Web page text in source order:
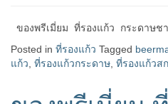
ของพรีเมี่ยม ที่รองแก้ว กระดาษ
Posted in ที่รองแก้ว Tagged
แก้ว ที่รองแก้วกระดาษ ที่รองแก้วส